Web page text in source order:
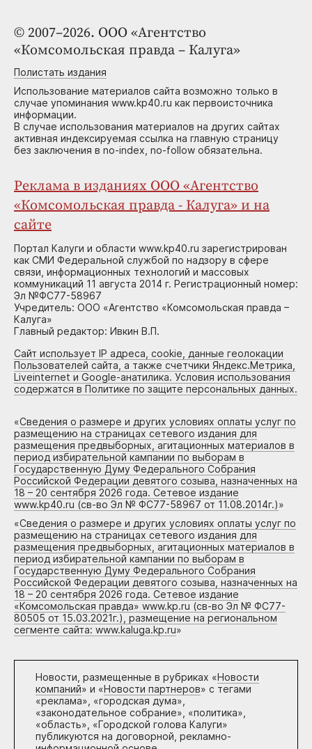
© 2007–2026. ООО «Агентство
«Комсомольская правда – Калуга»
Полистать издания
Использование материалов сайта возможно только в
случае упоминания www.kp40.ru как первоисточника
информации.
В случае использования материалов на других сайтах
активная индексируемая ссылка на главную страницу
без заключения в no-index, no-follow обязательна.
Реклама в изданиях ООО «Агентство
«Комсомольская правда - Калуга» и на
сайте
Портал Калуги и области www.kp40.ru зарегистрирован
как СМИ Федеральной службой по надзору в сфере
связи, информационных технологий и массовых
коммуникаций 11 августа 2014 г. Регистрационный номер:
Эл №ФС77-58967
Учредитель: ООО «Агентство «Комсомольская правда –
Калуга»
Главный редактор: Ивкин В.П.
Сайт использует IP адреса, cookie, данные геолокации
Пользователей сайта, а также счетчики Яндекс.Метрика,
Liveinternet и Google-анатилика. Условия использования
содержатся в Политике по защите персональных данных.
«Сведения о размере и других условиях оплаты услуг по
размещению на страницах сетевого издания для
размещения предвыборных, агитационных материалов в
период избирательной кампании по выборам в
Государственную Думу Федерального Собрания
Российской Федерации девятого созыва, назначенных на
18 – 20 сентября 2026 года. Сетевое издание
www.kp40.ru (св-во Эл № ФС77-58967 от 11.08.2014г.)»
«Сведения о размере и других условиях оплаты услуг по
размещению на страницах сетевого издания для
размещения предвыборных, агитационных материалов в
период избирательной кампании по выборам в
Государственную Думу Федерального Собрания
Российской Федерации девятого созыва, назначенных на
18 – 20 сентября 2026 года. Сетевое издание
«Комсомольская правда» www.kp.ru (св-во Эл № ФС77-
80505 от 15.03.2021г.), размещение на региональном
сегменте сайта: www.kaluga.kp.ru»
Новости, размещенные в рубриках «Новости
компаний» и «Новости партнеров» с тегами
«реклама», «городская дума»,
«законодательное собрание», «политика»,
«область», «Городской голова Калуги»
публикуются на договорной, рекламно-